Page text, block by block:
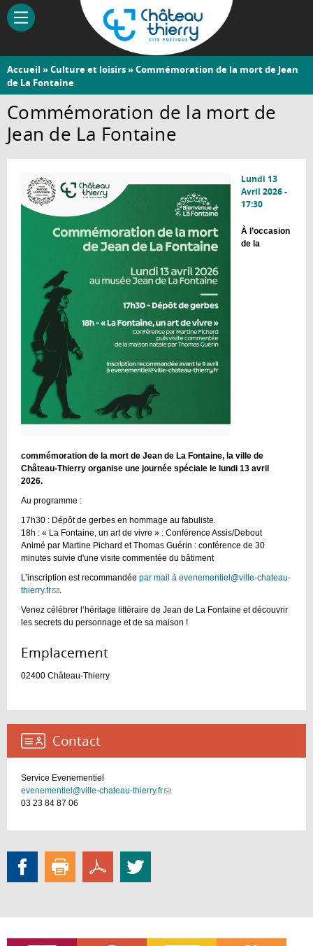
Aller
contenu
Château-
Thierry
Vous
êtes
ici
Accueil »Culture et loisirs» Commémoration de la mort de Jean
de La Fontaine
Commémoration de la mort de
Jean de La Fontaine
Lundi 13
Avril 2026 -
17:30
À l’occasion
de la
commémoration de la mort de Jean de La Fontaine, la ville de
Château-Thierry organise une journée spéciale le lundi 13 avril
2026.
Au programme :
17h30 : Dépôt de gerbes en hommage au fabuliste.
18h : « La Fontaine, un art de vivre » : Conférence Assis/Debout
Animé par Martine Pichard et Thomas Guérin : conférence de 30
minutes suivie d'une visite commentée du bâtiment
L’inscription est recommandée par mail à evenementiel@ville-chateau-
thierry.fr(link
e-
mail)
Venez célébrer l’héritage littéraire de Jean de La Fontaine et découvrir
les secrets du personnage et de sa maison !
Emplacement :
02400 Château-Thierry
Contact :
Service Evenementiel
​evenementiel@ville-chateau-thierry.fr(link
03 23 84 87 06